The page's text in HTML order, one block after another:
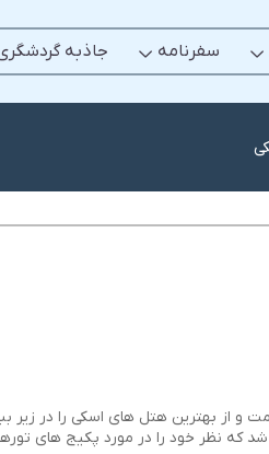
سفرنامه جاذبه
و از بهترین هتل های اسکی را در زیر
نظر خود را در مورد پکیج های